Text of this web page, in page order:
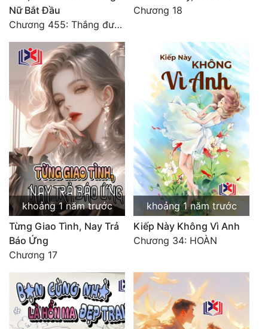
Nữ Bắt Đầu
Chương 455: Thắng được sự tôn trọng.
Chương 18
khoảng 1 năm trước
Từng Giao Tình, Nay Trả
Báo Ứng
Chương 17
khoảng 1 năm trước
Kiếp Này Không Vì Anh
Chương 34: HOÀN